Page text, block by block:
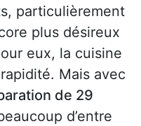
particulièrement
plus désireux
eux, la cuisine
Mais avec
de 29
d’entre